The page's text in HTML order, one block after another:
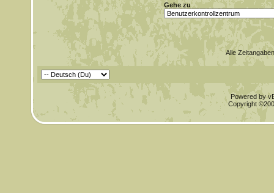
Gehe zu
Alle
Powered by
Copyright